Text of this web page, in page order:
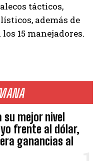
su mejor nivel
frente al dólar,
ganancias al
tácticos,
además de
15 manejadores.